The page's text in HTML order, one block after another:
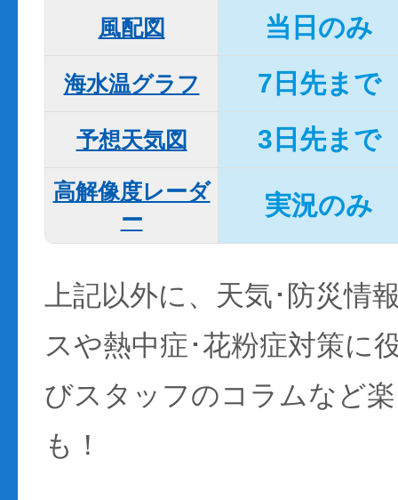
風配図 当日のみ
海水温グラフ 7日先まで
予想天気図 3日先まで
高解像度レーダ
ー
実況のみ
上記以外に、天気･防災情
スや熱中症･花粉症対策に
びスタッフのコラムなど
も！